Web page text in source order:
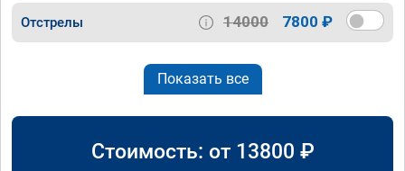
Отстрелы 14000 7800 ₽
Показать все
Стоимость: от 13800 ₽